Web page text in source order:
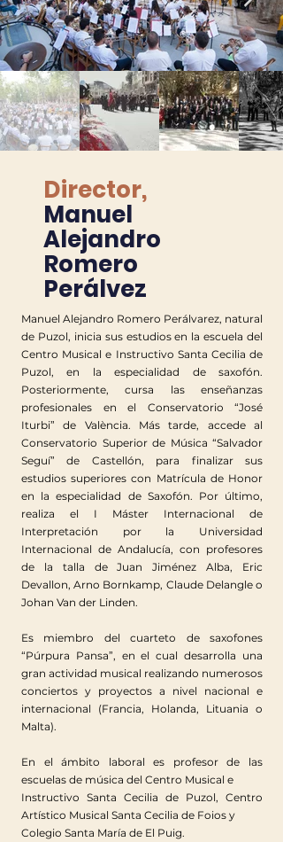
Director,
Manuel
Alejandro
Romero
Perálvez
Manuel Alejandro Romero Perálvarez, natural
de Puzol, inicia sus estudios en la escuela del
Centro Musical e Instructivo Santa Cecilia de
Puzol, en la especialidad de saxofón.
Posteriormente, cursa las enseñanzas
profesionales en el Conservatorio “José
Iturbi” de València. Más tarde, accede al
Conservatorio Superior de Música “Salvador
Seguí” de Castellón, para finalizar sus
estudios superiores con Matrícula de Honor
en la especialidad de Saxofón. Por último,
realiza el I Máster Internacional de
Interpretación por la Universidad
Internacional de Andalucía, con profesores
de la talla de Juan Jiménez Alba, Eric
Devallon, Arno Bornkamp, Claude Delangle o
Johan Van der Linden.
Es miembro del cuarteto de saxofones
“Púrpura Pansa”, en el cual desarrolla una
gran actividad musical realizando numerosos
conciertos y proyectos a nivel nacional e
internacional (Francia, Holanda, Lituania o
Malta).
En el ámbito laboral es profesor de las
escuelas de música del Centro Musical e
Instructivo Santa Cecilia de Puzol, Centro
Artístico Musical Santa Cecilia de Foios y
Colegio Santa María de El Puig.